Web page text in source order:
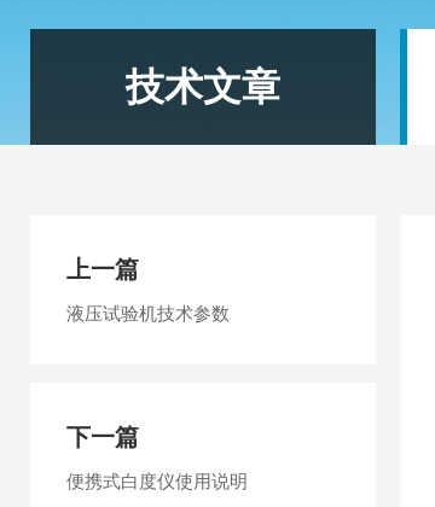
技术文章
上一篇
液压试验机技术参数
下一篇
便携式白度仪使用说明